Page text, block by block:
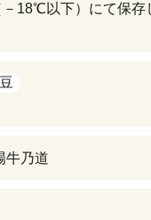
18℃以下）にて保存
牛乃道